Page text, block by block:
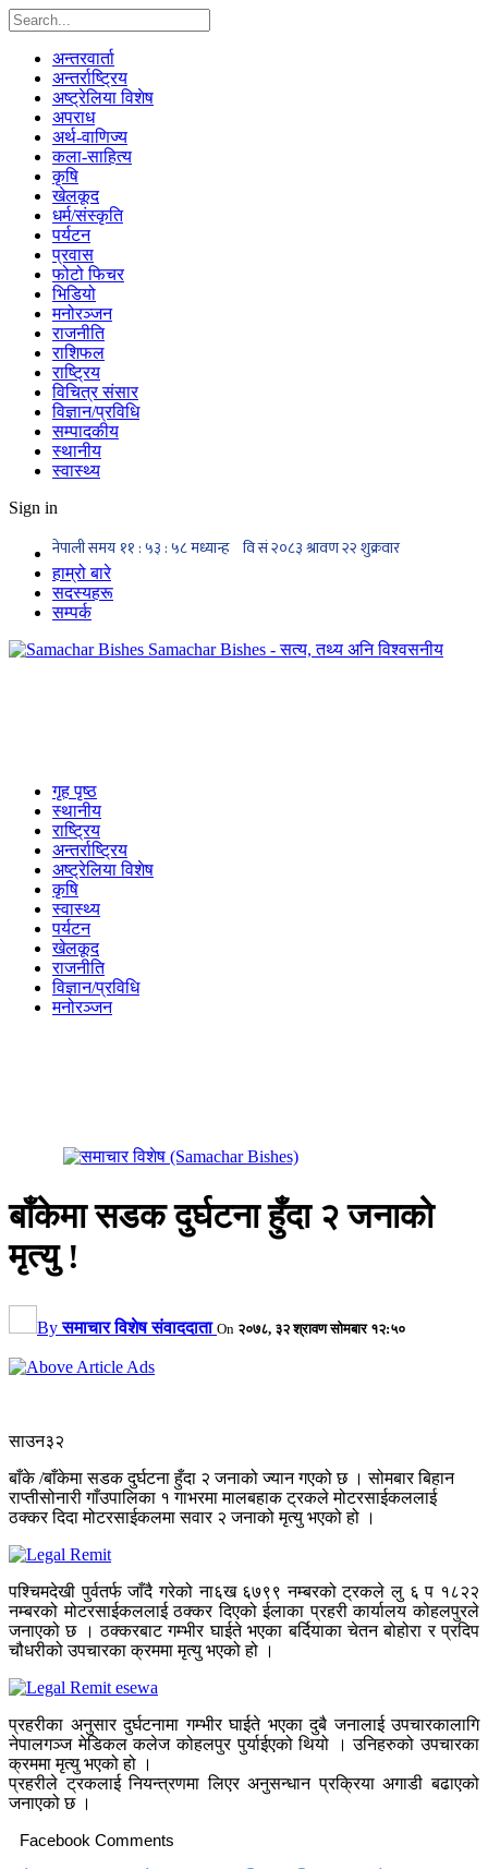
अन्तरवार्ता
अन्तर्राष्ट्रिय
अष्ट्रेलिया विशेष
अपराध
अर्थ-वाणिज्य
कला-साहित्य
कृषि
खेलकूद
धर्म/संस्कृति
पर्यटन
प्रवास
फोटो फिचर
भिडियो
मनोरञ्जन
राजनीति
राशिफल
राष्ट्रिय
विचित्र संसार
विज्ञान/प्रविधि
सम्पादकीय
स्थानीय
स्वास्थ्य
Sign in
हाम्रो बारे
सदस्यहरू
सम्पर्क
Samachar Bishes - सत्य, तथ्य अनि विश्वसनीय
गृह पृष्ठ
स्थानीय
राष्ट्रिय
अन्तर्राष्ट्रिय
अष्ट्रेलिया विशेष
कृषि
स्वास्थ्य
पर्यटन
खेलकूद
राजनीति
विज्ञान/प्रविधि
मनोरञ्जन
बाँकेमा सडक दुर्घटना हुँदा २ जनाको
मृत्यु !
Byसमाचार विशेष संवाददाता On २०७८, ३२ श्रावण सोमबार १२:५०
साउन३२
बाँके /बाँकेमा सडक दुर्घटना हुँदा २ जनाको ज्यान गएको छ । सोमबार बिहान
राप्तीसोनारी गाँउपालिका १ गाभरमा मालबहाक ट्रकले मोटरसाईकललाई
ठक्कर दिदा मोटरसाईकलमा सवार २ जनाको मृत्यु भएको हो ।
पश्चिमदेखी पुर्वतर्फ जाँदै गरेको ना६ख ६७९९ नम्बरको ट्रकले लु ६ प १८२२
नम्बरको मोटरसाईकललाई ठक्कर दिएको ईलाका प्रहरी कार्यालय कोहलपुरले
जनाएको छ । ठक्करबाट गम्भीर घाईते भएका बर्दियाका चेतन बोहोरा र प्रदिप
चौधरीको उपचारका क्रममा मृत्यु भएको हो ।
प्रहरीका अनुसार दुर्घटनामा गम्भीर घाईते भएका दुबै जनालाई उपचारकालागि
नेपालगञ्ज मेडिकल कलेज कोहलपुर पुर्याईएको थियो । उनिहरुको उपचारका
क्रममा मृत्यु भएको हो ।
प्रहरीले ट्रकलाई नियन्त्रणमा लिएर अनुसन्धान प्रक्रिया अगाडी बढाएको
जनाएको छ ।
Facebook Comments